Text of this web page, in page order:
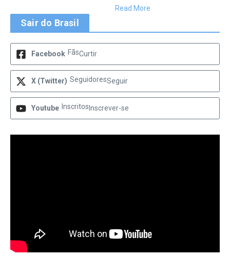
Read More
Sair do Brasil
Facebook FãsCurtir
X (Twitter) SeguidoresSeguir
Youtube Inscritos Inscrever-se